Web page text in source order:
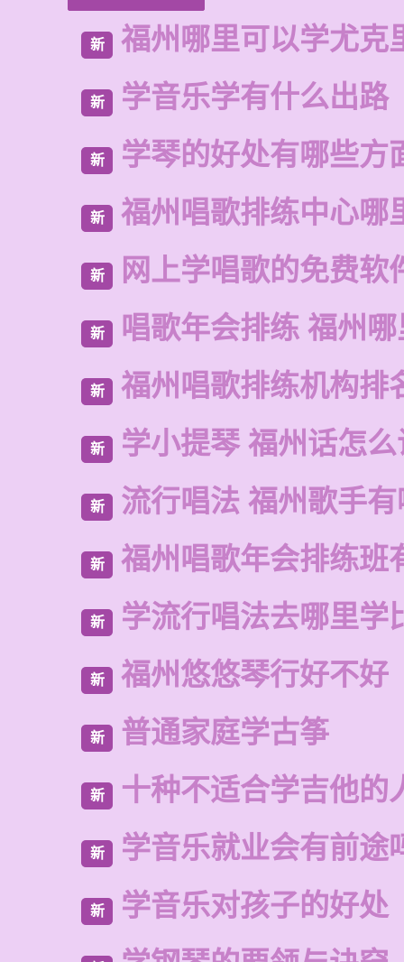
新 福州哪里可以学尤克
新 学音乐学有什么出路
新 学琴的好处有哪些方
新 福州唱歌排练中心哪
新 网上学唱歌的免费软
新 唱歌年会排练 福州
新 福州唱歌排练机构排
新 学小提琴 福州话怎
新 流行唱法 福州歌手
新 福州唱歌年会排练班
新 学流行唱法去哪里学
新 福州悠悠琴行好不好
新 普通家庭学古筝
新 十种不适合学吉他的
新 学音乐就业会有前途
新 学音乐对孩子的好处